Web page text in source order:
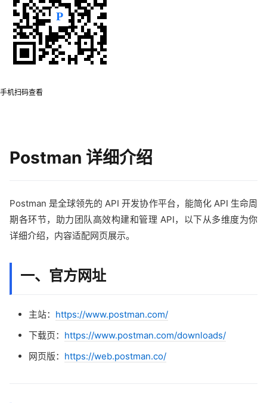
手机扫码查看
Postman 详细介绍
Postman 是全球领先的 API 开发协作平台，能简化 API 生命周
期各环节，助力团队高效构建和管理 API，以下从多维度为你
详细介绍，内容适配网页展示。
一、官方网址
主站： https://www.postman.com/
下载页： https://www.postman.com/downloads/
网页版： https://web.postman.co/